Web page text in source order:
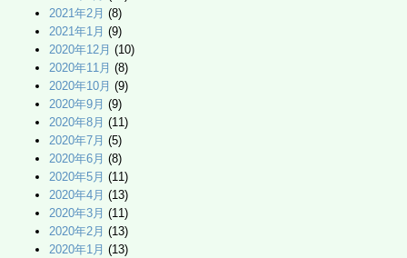
2021年2月 (8)
2021年1月 (9)
2020年12月 (10)
2020年11月 (8)
2020年10月 (9)
2020年9月 (9)
2020年8月 (11)
2020年7月 (5)
2020年6月 (8)
2020年5月 (11)
2020年4月 (13)
2020年3月 (11)
2020年2月 (13)
2020年1月 (13)